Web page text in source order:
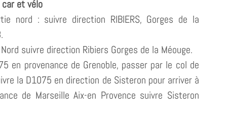
et vélo
nord : suivre direction RIBIERS, Gorges de la
suivre direction Ribiers Gorges de la Méouge.
en provenance de Grenoble, passer par le col de
la D1075 en direction de Sisteron pour arriver à
de Marseille Aix-en Provence suivre Sisteron